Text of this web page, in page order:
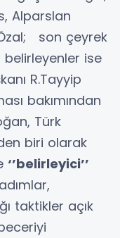
Alparslan
son çeyrek
belirleyenler ise
R.Tayyip
bakımından
Türk
biri olarak
‘’belirleyici’’
taktikler açık